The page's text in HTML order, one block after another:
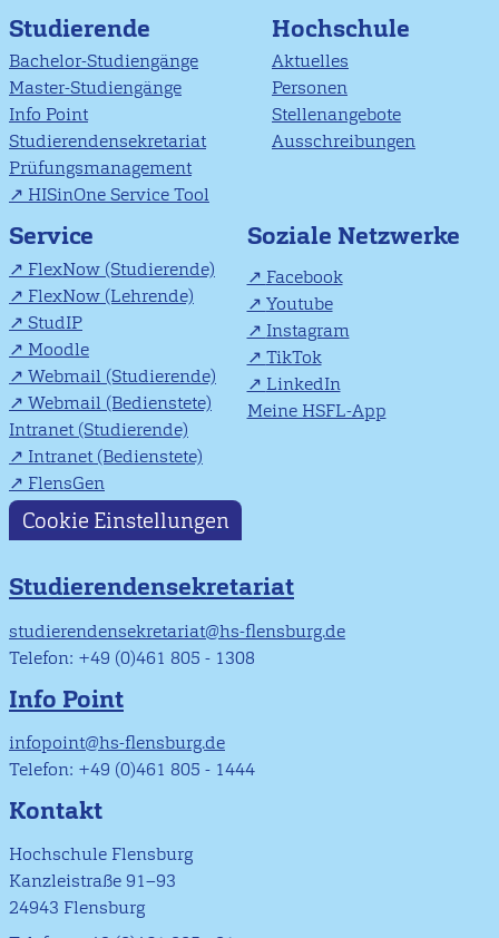
Studierende
Bachelor-Studiengänge
Master-Studiengänge
Info Point
Studierendensekretariat
Prüfungsmanagement
HISinOne Service Tool
Hochschule
Aktuelles
Personen
Stellenangebote
Ausschreibungen
Service
FlexNow (Studierende)
FlexNow (Lehrende)
StudIP
Moodle
Webmail (Studierende)
Webmail (Bedienstete)
Intranet (Studierende)
Intranet (Bedienstete)
FlensGen
Soziale Netzwerke
Facebook
Youtube
Instagram
TikTok
LinkedIn
Meine HSFL-App
Cookie Einstellungen
Studierendensekretariat
studierendensekretariat@hs-flensburg.de
Telefon: +49 (0)461 805 - 1308
Info Point
infopoint@hs-flensburg.de
Telefon: +49 (0)461 805 - 1444
Kontakt
Hochschule Flensburg
Kanzleistraße 91–93
24943 Flensburg